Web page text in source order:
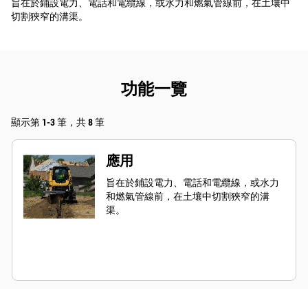
旨在於鋪設電力、電話和電纜線，或水力和燃氣管線前，在土壤中
切割狹窄的溝渠。
功能一覽
顯示第 1-3 筆，共 8 筆
應用
旨在於鋪設電力、電話和電纜線，或水力
和燃氣管線前，在土壤中切割狹窄的溝
渠。